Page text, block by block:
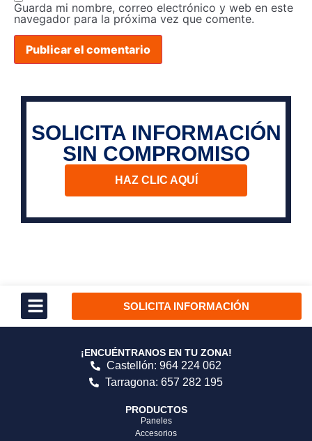
Guarda mi nombre, correo electrónico y web en este
navegador para la próxima vez que comente.
SOLICITA INFORMACIÓN
SIN COMPROMISO
HAZ CLIC AQUÍ
SOLICITA INFORMACIÓN
¡ENCUÉNTRANOS EN TU ZONA!
Castellón: 964 224 062
Tarragona: 657 282 195
PRODUCTOS
Paneles
Accesorios